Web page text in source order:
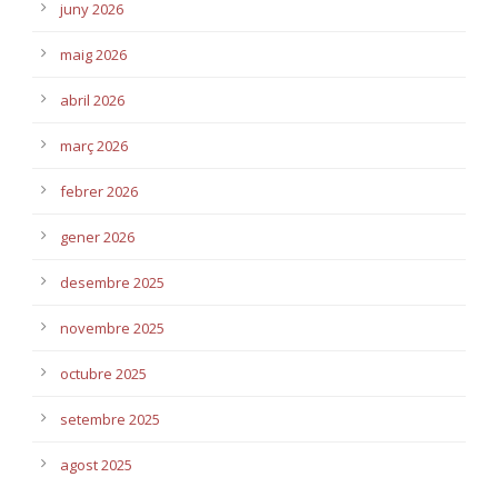
juny 2026
maig 2026
abril 2026
març 2026
febrer 2026
gener 2026
desembre 2025
novembre 2025
octubre 2025
setembre 2025
agost 2025